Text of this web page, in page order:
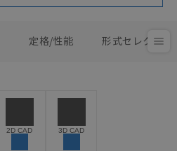
定格/性能 形式セレクタ
2D CAD 3D CAD